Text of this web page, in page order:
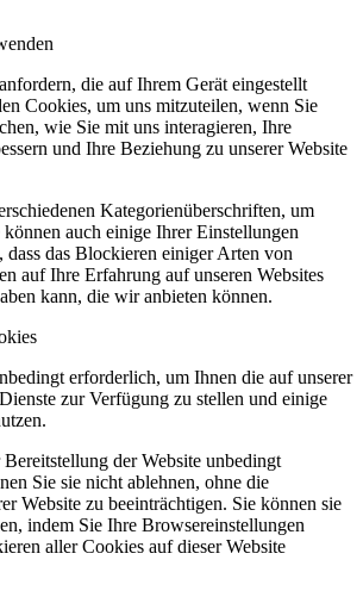
die auf Ihrem Gerät eingestellt
Cookies, um uns mitzuteilen, wenn Sie
wie Sie mit uns interagieren, Ihre
und Ihre Beziehung zu unserer Website
Kategorienüberschriften, um
auch einige Ihrer Einstellungen
dass das Blockieren einiger Arten von
auf Ihre Erfahrung auf unseren Websites
kann, die wir anbieten können.
erforderlich, um Ihnen die auf unserer
zur Verfügung zu stellen und einige
der Website unbedingt
Sie sie nicht ablehnen, ohne die
Website zu beeinträchtigen. Sie können sie
indem Sie Ihre Browsereinstellungen
aller Cookies auf dieser Website